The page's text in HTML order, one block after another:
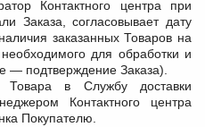
Контактного центра при
Заказа, согласовывает дату
заказанных Товаров на
для обработки и
— подтверждение Заказа).
в Службу доставки
Контактного центра
Покупателю.